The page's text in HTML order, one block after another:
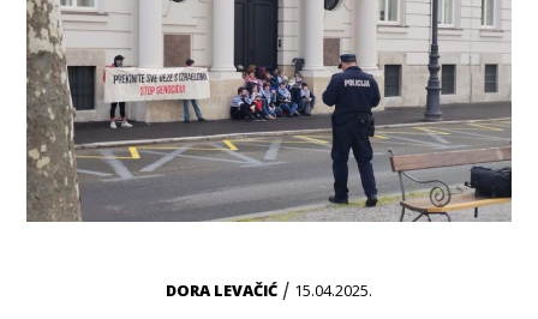
DORA LEVAČIĆ / 15.04.2025.